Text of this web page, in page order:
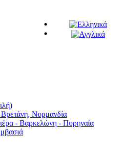
Βρετάνη, Νορμανδία
- Βαρκελώνη - Πυρηναία